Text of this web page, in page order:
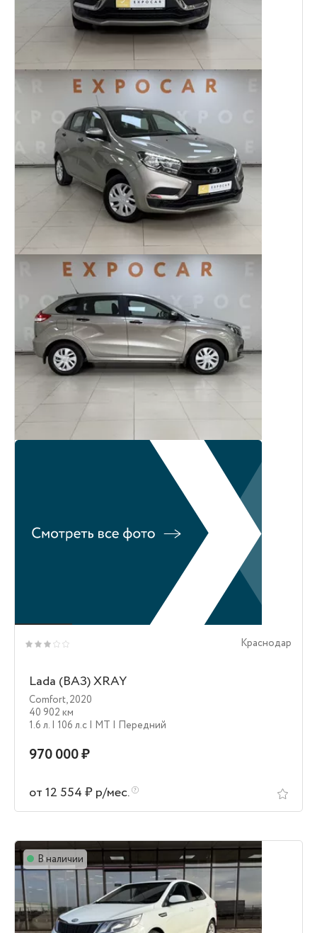
Краснодар
Lada (ВАЗ) XRAY
Comfort,2020
40 902 км
1.6 л. | 106 л.c | MT | Передний
970 000 ₽
от 12 554 ₽ р/мес.
В наличии